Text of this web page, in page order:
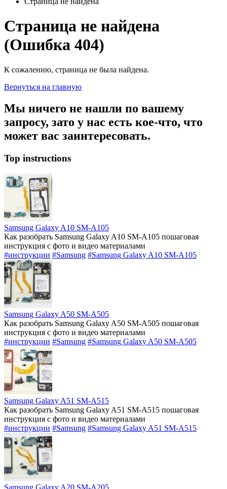
Страница не найдена
(Ошибка 404)
К сожалению, страница не была найдена.
Вернуться на главную
Мы ничего не нашли по вашему
запросу, зато у нас есть кое-что, что
может вас заинтересовать.
Top instructions
Samsung Galaxy A10 SM-A105
Как разобрать Samsung Galaxy A10 SM-A105 пошаговая
инструкция с фото и видео материалами
#инструкции #Samsung #Samsung Galaxy A10 SM-A105
Samsung Galaxy A50 SM-A505
Как разобрать Samsung Galaxy A50 SM-A505 пошаговая
инструкция с фото и видео материалами
#инструкции #Samsung #Samsung Galaxy A50 SM-A505
Samsung Galaxy A51 SM-A515
Как разобрать Samsung Galaxy A51 SM-A515 пошаговая
инструкция с фото и видео материалами
#инструкции #Samsung #Samsung Galaxy A51 SM-A515